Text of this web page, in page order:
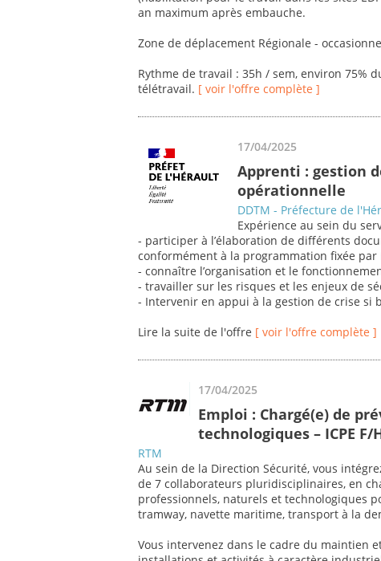
an maximum après embauche.
Zone de déplacement Régionale -
Rythme de travail : 35h / sem, environ 75%
télétravail. [ voir l'offre complète ]
17/04/2025
Apprenti : gestion
opérationnelle
DDTM - Préfecture de
Expérience au sein du
- participer à l’élaboration de différents
conformément à la programmation fixée
- connaître l’organisation et le
- travailler sur les risques et les enjeux de
- Intervenir en appui à la gestion de crise si
Lire la suite de l'offre [ voir l'offre complète ]
17/04/2025
Emploi : Chargé(e) de
technologiques – ICPE
RTM
Au sein de la Direction Sécurité, vous
de 7 collaborateurs pluridisciplinaires, en
professionnels, naturels et technologiques
tramway, navette maritime, transport à la
Vous intervenez dans le cadre du maintien